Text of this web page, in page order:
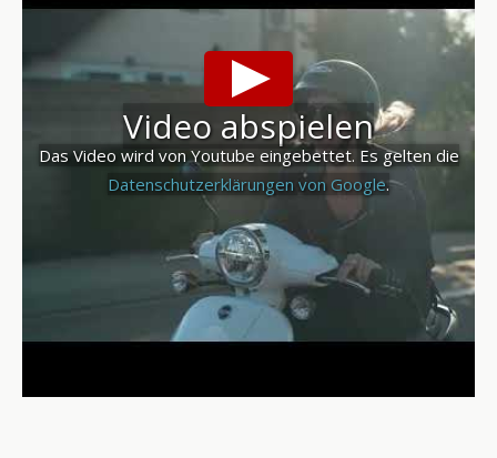
Video abspielen
Das Video wird von Youtube eingebettet. Es gelten die
Datenschutzerklärungen von Google.